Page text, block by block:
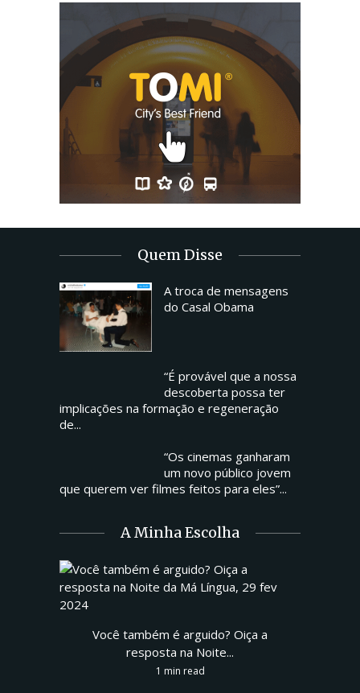
Quem Disse
A troca de mensagens
do Casal Obama
“É provável que a nossa
descoberta possa ter
implicações na formação e regeneração
de...
“Os cinemas ganharam
um novo público jovem
que querem ver filmes feitos para eles”...
A Minha Escolha
Você também é arguido? Oiça a
resposta na Noite...
1 min read